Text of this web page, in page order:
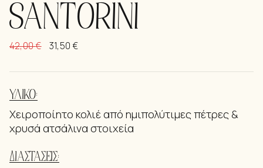
SANTORINI
42,00€ 31,50€
ΥΛΙΚΌ:
Χειροποίητο κολιέ από ημιπολύτιμες πέτρες &
χρυσά ατσάλινα στοιχεία
ΔΙΑΣΤΆΣΕΙΣ: